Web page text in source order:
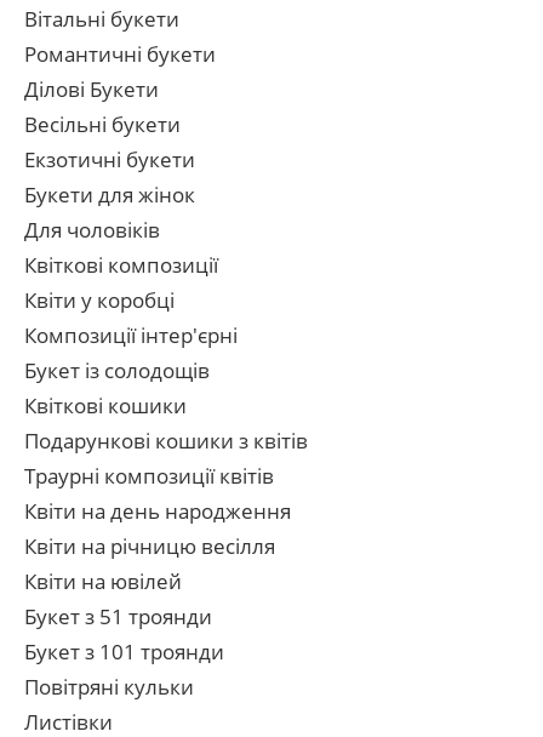
Вітальні букети
Романтичні букети
Ділові Букети
Весільні букети
Екзотичні букети
Букети для жінок
Для чоловіків
Квіткові композиції
Квіти у коробці
Композиції інтер'єрні
Букет із солодощів
Квіткові кошики
Подарункові кошики з квітів
Траурні композиції квітів
Квіти на день народження
Квіти на річницю весілля
Квіти на ювілей
Букет з 51 троянди
Букет з 101 троянди
Повітряні кульки
Листівки